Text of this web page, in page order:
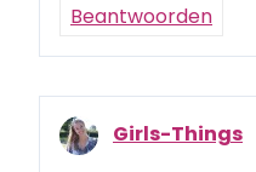
Beantwoorden
Girls-Things